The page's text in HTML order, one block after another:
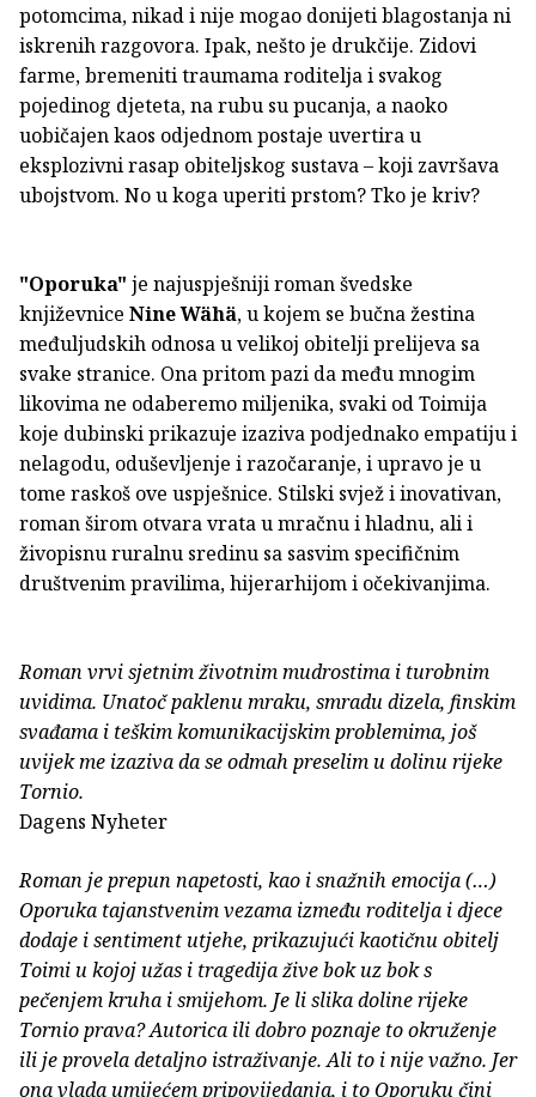
potomcima, nikad i nije mogao donijeti blagostanja ni
iskrenih razgovora. Ipak, nešto je drukčije. Zidovi
farme, bremeniti traumama roditelja i svakog
pojedinog djeteta, na rubu su pucanja, a naoko
uobičajen kaos odjednom postaje uvertira u
eksplozivni rasap obiteljskog sustava – koji završava
ubojstvom. No u koga uperiti prstom? Tko je kriv?
"Oporuka" je najuspješniji roman švedske
književnice Nine Wähä, u kojem se bučna žestina
međuljudskih odnosa u velikoj obitelji prelijeva sa
svake stranice. Ona pritom pazi da među mnogim
likovima ne odaberemo miljenika, svaki od Toimija
koje dubinski prikazuje izaziva podjednako empatiju i
nelagodu, oduševljenje i razočaranje, i upravo je u
tome raskoš ove uspješnice. Stilski svjež i inovativan,
roman širom otvara vrata u mračnu i hladnu, ali i
živopisnu ruralnu sredinu sa sasvim specifičnim
društvenim pravilima, hijerarhijom i očekivanjima.
Roman vrvi sjetnim životnim mudrostima i turobnim
uvidima. Unatoč paklenu mraku, smradu dizela, finskim
svađama i teškim komunikacijskim problemima, još
uvijek me izaziva da se odmah preselim u dolinu rijeke
Tornio.
Dagens Nyheter
Roman je prepun napetosti, kao i snažnih emocija (…)
Oporuka tajanstvenim vezama između roditelja i djece
dodaje i sentiment utjehe, prikazujući kaotičnu obitelj
Toimi u kojoj užas i tragedija žive bok uz bok s
pečenjem kruha i smijehom. Je li slika doline rijeke
Tornio prava? Autorica ili dobro poznaje to okruženje
ili je provela detaljno istraživanje. Ali to i nije važno. Jer
ona vlada umijećem pripovijedanja, i to Oporuku čini